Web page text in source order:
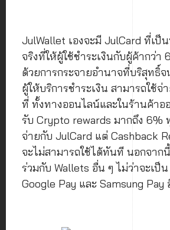
JulWallet เองจะมี JulCard ที่เป็
จริงที่ให้ผู้ใช้ชำระเงินกับผู้ค้ากว่า
ด้วยการกระจายอำนาจที่บริสุทธิ์จ
ผู้ให้บริการชำระเงิน สามารถใช้
ที่ ทั้งทางออนไลน์และในร้านค้าอ
รับ Crypto rewards มากถึง 6%
จ่ายกับ JulCard แต่ Cashback
จะไม่สามารถใช้ได้ทันที นอกจาก
ร่วมกับ Wallets อื่น ๆ ไม่ว่าจะเป็
Google Pay และ Samsung Pay